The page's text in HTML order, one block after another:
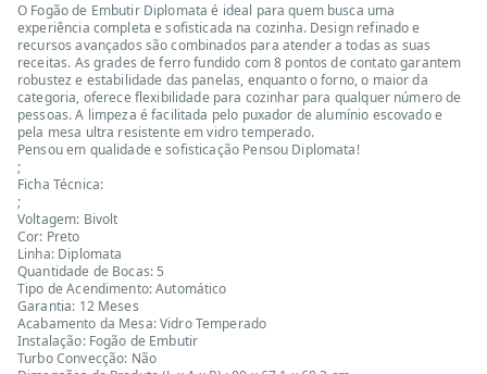
O Fogão de Embutir Diplomata é ideal para quem busca uma
experiência completa e sofisticada na cozinha. Design refinado e
recursos avançados são combinados para atender a todas as suas
receitas. As grades de ferro fundido com 8 pontos de contato garantem
robustez e estabilidade das panelas, enquanto o forno, o maior da
categoria, oferece flexibilidade para cozinhar para qualquer número de
pessoas. A limpeza é facilitada pelo puxador de alumínio escovado e
pela mesa ultra resistente em vidro temperado.
Pensou em qualidade e sofisticação Pensou Diplomata!
;
Ficha Técnica:
;
Voltagem: Bivolt
Cor: Preto
Linha: Diplomata
Quantidade de Bocas: 5
Tipo de Acendimento: Automático
Garantia: 12 Meses
Acabamento da Mesa: Vidro Temperado
Instalação: Fogão de Embutir
Turbo Convecção: Não